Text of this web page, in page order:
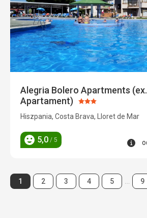
Alegria Bolero Apartments
Apartament) Ocena:
3/5
Hiszpania, Costa Brava, Lloret de Mar
Ocena
5,0 / 5
Strona
1 Strona
2 Strona
3 Strona
4 Strona
5 … 9